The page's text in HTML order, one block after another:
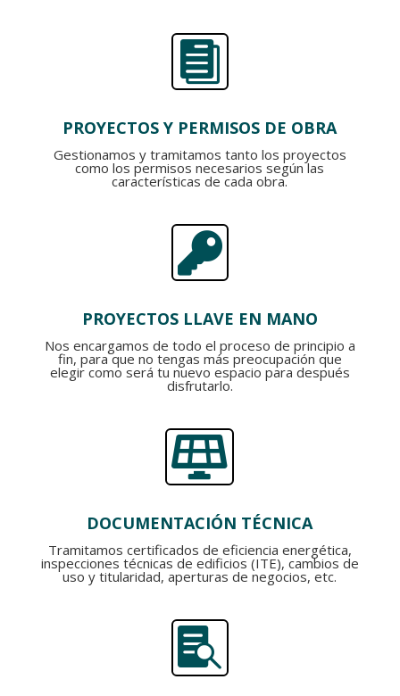

PROYECTOS Y PERMISOS DE OBRA
Gestionamos y tramitamos tanto los proyectos
como los permisos necesarios según las
características de cada obra.

PROYECTOS LLAVE EN MANO
Nos encargamos de todo el proceso de principio a
fin, para que no tengas más preocupación que
elegir como será tu nuevo espacio para después
disfrutarlo.

DOCUMENTACIÓN TÉCNICA
Tramitamos certificados de eficiencia energética,
inspecciones técnicas de edificios (ITE), cambios de
uso y titularidad, aperturas de negocios, etc.
